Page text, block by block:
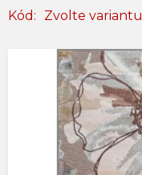
Kód: Zvolte variantu